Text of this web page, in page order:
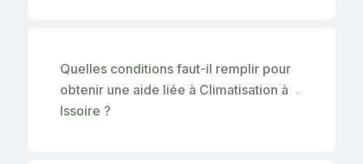
Quelles conditions faut-il remplir pour
obtenir une aide liée à Climatisation à
Issoire ?
⌄